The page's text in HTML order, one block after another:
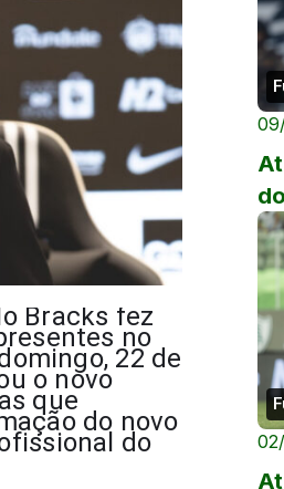
Bracks fez
no
22 de
o novo
que
do novo
do